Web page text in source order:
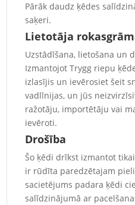
Pārāk daudz ķēdes
saķeri.
Lietotāja
Uzstādīšana, lietošana un
Izmantojot Trygg riepu
izlasījis un ievērosiet šeit
vadlīnijas, un jūs
ražotāju, importētāju vai
ievēroti.
Drošība
Šo ķēdi drīkst izmantot
ir rūdīta paredzētajam
sacietējums padara ķēdi
salīdzinājumā ar